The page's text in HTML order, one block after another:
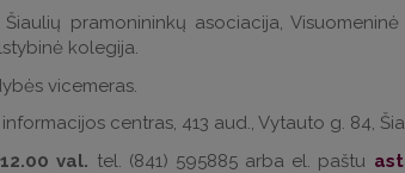
pramonininkų asociacija,
kolegija.
vicemeras.
centras, 413 aud., Vytauto g. 84,
val. tel. (841) 595885 arba el. paštu